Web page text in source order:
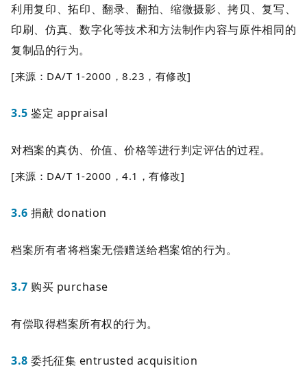
利用复印、拓印、翻录、翻拍、缩微摄影、拷贝、复写、
印刷、仿真、数字化等技术和方法制作内容与原件相同的
复制品的行为。
[来源：DA/T 1-2000，8.23，有修改]
3.5 鉴定 appraisal
对档案的真伪、价值、价格等进行判定评估的过程。
[来源：DA/T 1-2000，4.1，有修改]
3.6 捐献 donation
档案所有者将档案无偿赠送给档案馆的行为。
3.7 购买 purchase
有偿取得档案所有权的行为。
3.8 委托征集 entrusted acquisition